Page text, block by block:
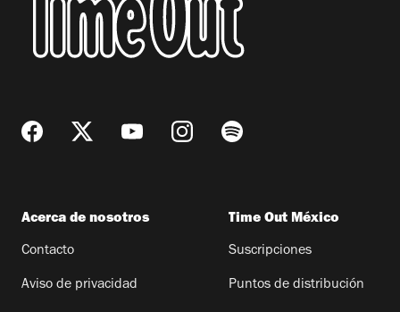
Acerca de nosotros
Contacto
Aviso de privacidad
Time Out México
Suscripciones
Puntos de distribución